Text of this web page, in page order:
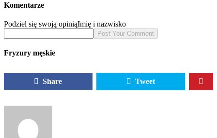
Komentarze
Podziel się swoją opiniąImię i nazwisko
Fryzury męskie
Share Tweet